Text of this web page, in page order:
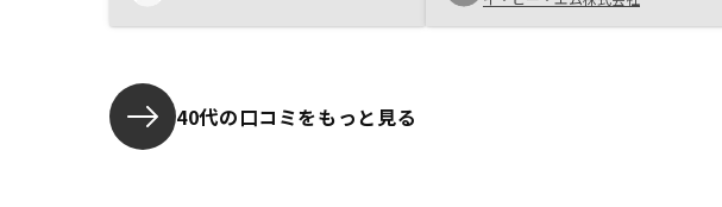
案してくれた。優遇されると前向き
に検討したくなります。単純な比較
あるので、所持物件数により割引が
あると嬉しいです。 大したことで
はないですが、いっとき、銀行の融
資金額情報の行き違いなどがあり、
に至った。
40代の口コミをもっと見る